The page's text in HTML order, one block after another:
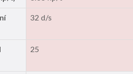
32 d/s
25